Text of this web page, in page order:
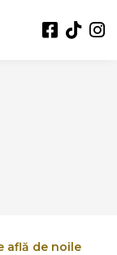
află de noile